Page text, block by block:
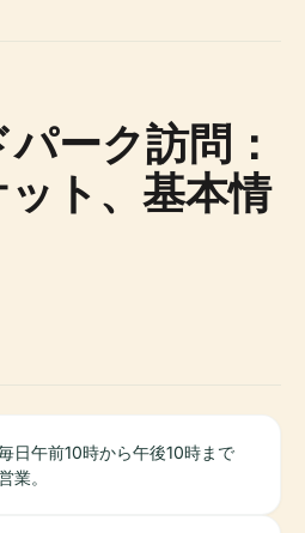
ーク訪問：
ト、基本情
日午前10時から午後10時まで
業。